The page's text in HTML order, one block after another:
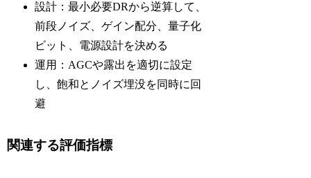
設計：最小必要DRから逆算して、
前段ノイズ、ゲイン配分、量子化
ビット、電源設計を決める
運用：AGCや露出を適切に設定
し、飽和とノイズ埋没を同時に回
避
関連する評価指標